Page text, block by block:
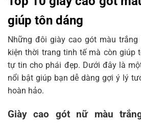
Giày cao gót màu trắng Coach
Cách chọn giày cao gót trắng cho
Phong cách Streetstyle
Môi trường công sở
Phong cách Smart Casual
Mua giày cao gót màu trắng ở
giúp tôn dáng
Những đôi giày cao gót màu
kiện thời trang tinh tế mà còn giúp
tự tin cho phái đẹp. Dưới đây là
nổi bật giúp bạn dễ dàng gợi ý lý
hoàn hảo.
Giày cao gót nữ màu